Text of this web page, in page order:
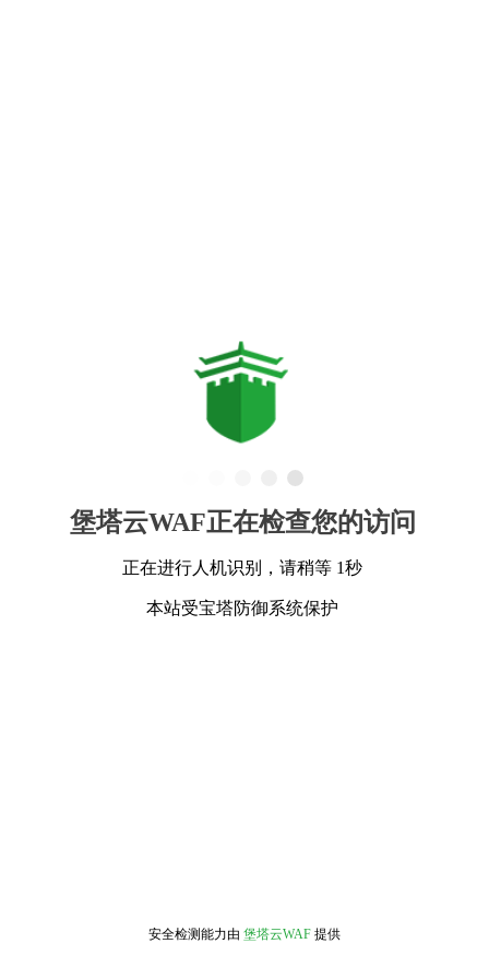
堡塔云WAF正在检查您的访问
正在进行人机识别，请稍等 1秒
本站受宝塔防御系统保护
安全检测能力由 堡塔云WAF 提供